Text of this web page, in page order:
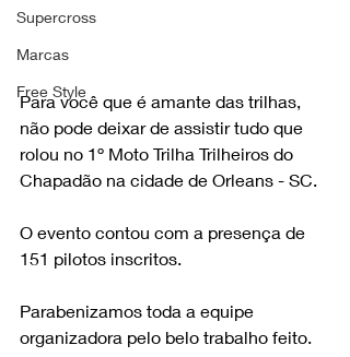
Supercross
Marcas
Free Style
Para você que é amante das trilhas,
não pode deixar de assistir tudo que
rolou no 1º Moto Trilha Trilheiros do
Chapadão na cidade de Orleans - SC.
O evento contou com a presença de
151 pilotos inscritos.
Parabenizamos toda a equipe
organizadora pelo belo trabalho feito.